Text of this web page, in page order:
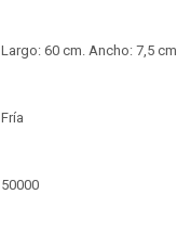
Largo: 60 cm. Ancho: 7,5 cm
Fría
50000